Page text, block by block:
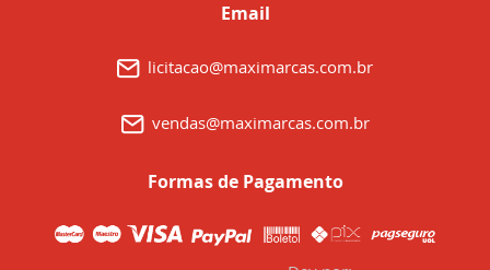
Email
licitacao@maximarcas.com.br
vendas@maximarcas.com.br
Formas de Pagamento